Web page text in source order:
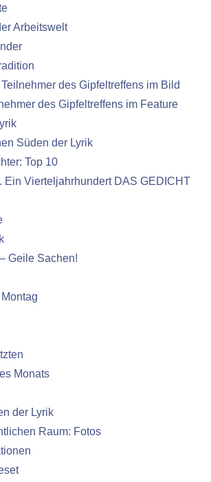
Arbeitswelt
des Gipfeltreffens im Bild
des Gipfeltreffens im Feature
Süden der Lyrik
Top 10
Ein Vierteljahrhundert DAS GEDICHT
Geile Sachen!
Monats
der Lyrik
Raum: Fotos